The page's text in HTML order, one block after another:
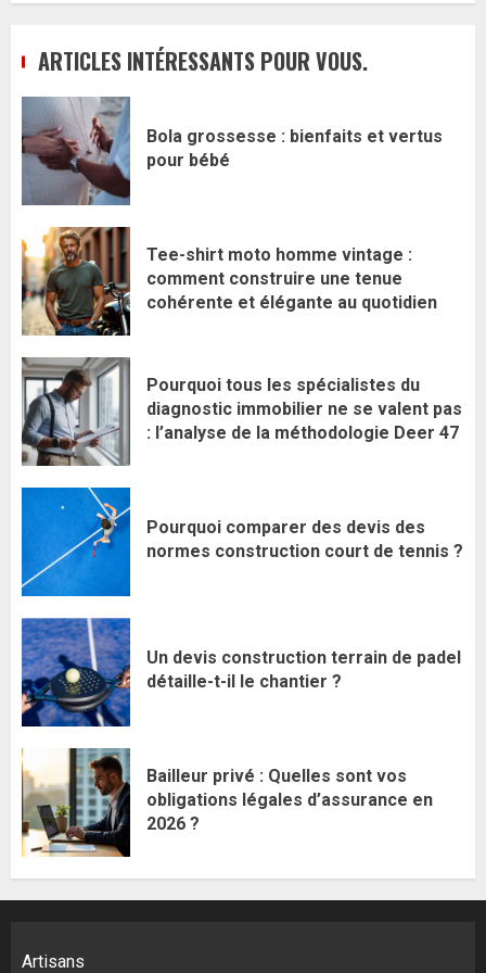
ARTICLES INTÉRESSANTS POUR VOUS.
Bola grossesse : bienfaits et vertus
pour bébé
Tee-shirt moto homme vintage :
comment construire une tenue
cohérente et élégante au quotidien
Pourquoi tous les spécialistes du
diagnostic immobilier ne se valent pas
: l’analyse de la méthodologie Deer 47
Pourquoi comparer des devis des
normes construction court de tennis ?
Un devis construction terrain de padel
détaille-t-il le chantier ?
Bailleur privé : Quelles sont vos
obligations légales d’assurance en
2026 ?
Artisans